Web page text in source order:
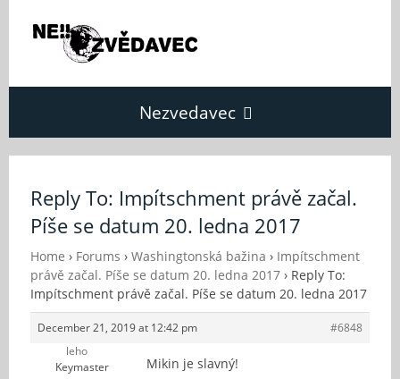
Nezvedavec
Fórum
O Nezvědavci
Reply To: Impítschment právě začal.
Píše se datum 20. ledna 2017
Home › Forums › Washingtonská bažina › Impítschment
právě začal. Píše se datum 20. ledna 2017 › Reply To:
Impítschment právě začal. Píše se datum 20. ledna 2017
December 21, 2019 at 12:42 pm
#6848
leho
Keymaster
Mikin je slavný!